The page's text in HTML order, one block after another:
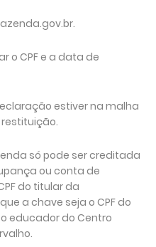
o CPF e a data de
estiver na malha
só pode ser creditada
ou conta de
do titular da
a chave seja o CPF do
educador do Centro